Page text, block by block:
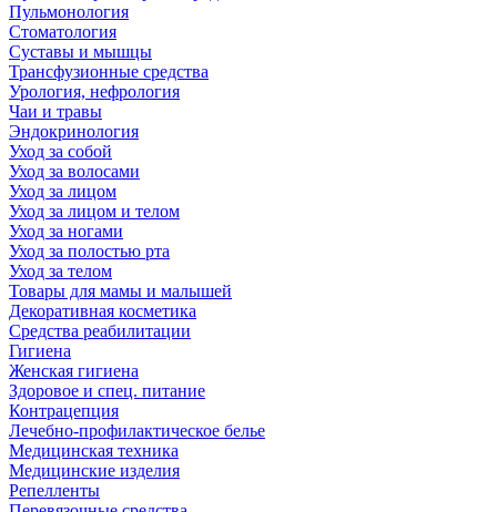
Пульмонология
Стоматология
Суставы и мышцы
Трансфузионные средства
Урология, нефрология
Чаи и травы
Эндокринология
Уход за собой
Уход за волосами
Уход за лицом
Уход за лицом и телом
Уход за ногами
Уход за полостью рта
Уход за телом
Товары для мамы и малышей
Декоративная косметика
Средства реабилитации
Гигиена
Женская гигиена
Здоровое и спец. питание
Контрацепция
Лечебно-профилактическое белье
Медицинская техника
Медицинские изделия
Репелленты